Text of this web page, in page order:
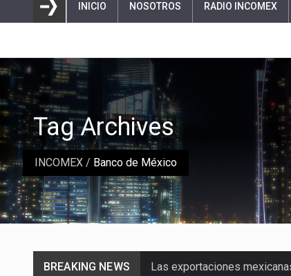
INICIO NOSOTROS RADIO INCOMEX
INCOMEX / Banco de México
Tag Archives
BREAKING NEWS Las exportaciones